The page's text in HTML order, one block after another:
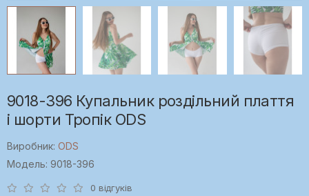
9018-396 Купальник роздільний плаття
і шорти Тропік ODS
Виробник: ODS
Модель: 9018-396
0 відгуків